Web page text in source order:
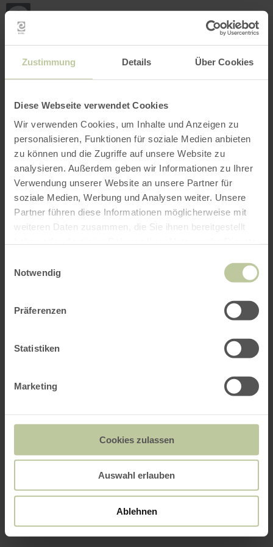
Zustimmung Details Über Cookies
Diese Webseite verwendet Cookies
Wir verwenden Cookies, um Inhalte und Anzeigen zu
personalisieren, Funktionen für soziale Medien anbieten
zu können und die Zugriffe auf unsere Website zu
analysieren. Außerdem geben wir Informationen zu Ihrer
Verwendung unserer Website an unsere Partner für
soziale Medien, Werbung und Analysen weiter. Unsere
Partner führen diese Informationen möglicherweise mit
weiteren Daten zusammen, die Sie ihnen bereitgestellt
Notwendig
Präferenzen
Statistiken
Marketing
Cookies zulassen
Auswahl erlauben
Ablehnen
Zum Hauptinhalt springen
Zur Suche springen
Zur Hauptnavigation
Zum Footer springen
Zurück
zur
Startseite
SUCHE MENÜ
Nachfolgend aufgelistetes Freizeitangebot
wurde vom Anbieter GesundLand Vulkaneifel
eingestellt. Für den Inhalt ist ausschließlich
der Anbieter GesundLand Vulkaneifel GmbH
verantwortlich.